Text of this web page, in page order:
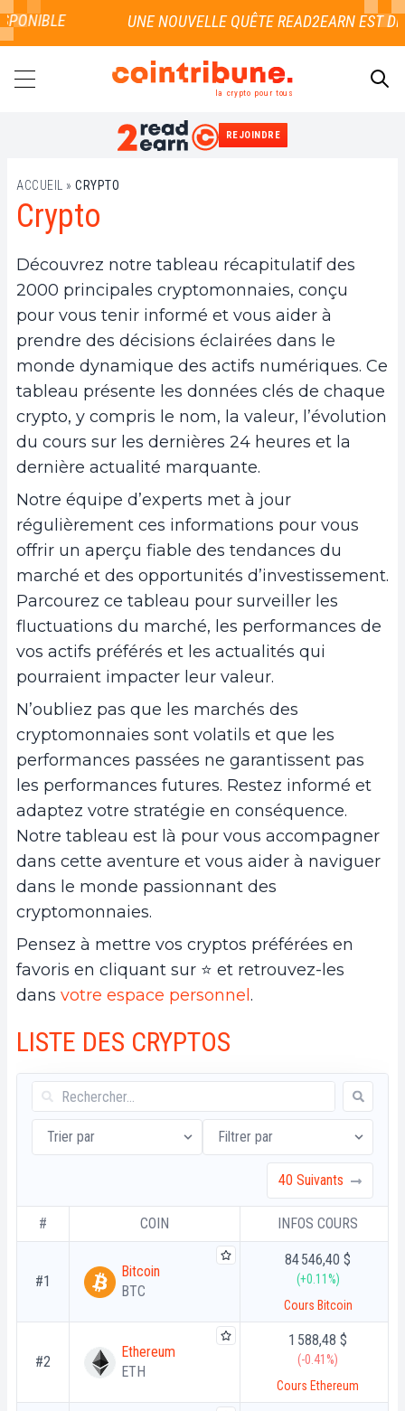
la crypto pour tous
REJOINDRE
ACCUEIL » CRYPTO
Crypto
Découvrez notre tableau récapitulatif des
2000 principales cryptomonnaies, conçu
pour vous tenir informé et vous aider à
prendre des décisions éclairées dans le
monde dynamique des actifs numériques. Ce
tableau présente les données clés de chaque
crypto, y compris le nom, la valeur, l’évolution
du cours sur les dernières 24 heures et la
dernière actualité marquante.
Notre équipe d’experts met à jour
régulièrement ces informations pour vous
offrir un aperçu fiable des tendances du
marché et des opportunités d’investissement.
Parcourez ce tableau pour surveiller les
fluctuations du marché, les performances de
vos actifs préférés et les actualités qui
pourraient impacter leur valeur.
N’oubliez pas que les marchés des
cryptomonnaies sont volatils et que les
performances passées ne garantissent pas
les performances futures. Restez informé et
adaptez votre stratégie en conséquence.
Notre tableau est là pour vous accompagner
dans cette aventure et vous aider à naviguer
dans le monde passionnant des
cryptomonnaies.
Pensez à mettre vos cryptos préférées en
favoris en cliquant sur ⭐️ et retrouvez-les
dans votre espace personnel .
LISTE DES CRYPTOS
Trier par Filtrer par
40 Suivants
# COIN INFOS COURS
#1
Bitcoin
BTC
84 546,40 $
(+0.11%)
Cours Bitcoin
#2
Ethereum
ETH
1 588,48 $
(-0.41%)
Cours Ethereum